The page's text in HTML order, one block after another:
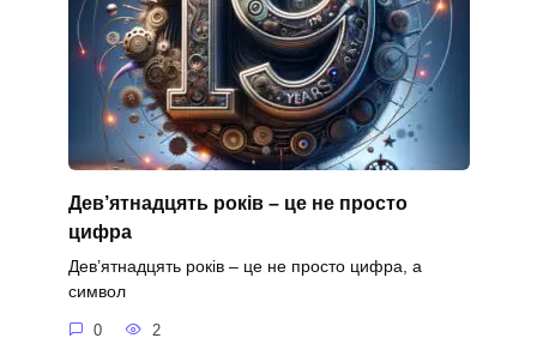
Дев’ятнадцять років – це не просто
цифра
Дев’ятнадцять років – це не просто цифра, а
символ
0 2